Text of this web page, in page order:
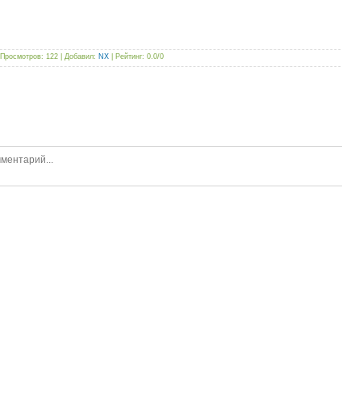
Просмотров: 122 | Добавил: NX Рейтинг: 0.0/0